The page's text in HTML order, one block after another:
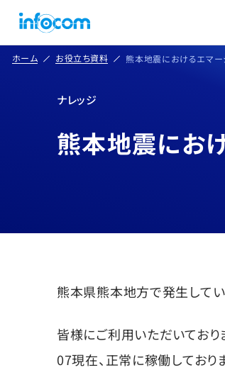
ホーム お役立ち資料 熊本地震におけるエマ
ナレッジ
熊本地震にお
熊本県熊本地方で発生して
皆様にご利用いただいており
07現在、正常に稼働しており